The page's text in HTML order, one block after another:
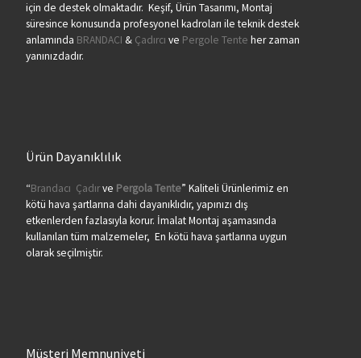
için de destek olmaktadır. Keşif, Ürün Tasarımı, Montaj
süresince konusunda profesyonel kadroları ile teknik destek
anlamında BRANDACI & Çadırcı ve Pergole Tente her zaman
yanınızdadır.
Ürün Dayanıklılık
“Brandacı Çadırve PergolaTente” Kaliteli Ürünlerimiz en
kötü hava şartlarına dahi dayanıklıdır, yapınızı dış
etkenlerden fazlasıyla korur. İmalat Montaj aşamasında
kullanılan tüm malzemeler, En kötü hava şartlarına uygun
olarak seçilmiştir.
Müşteri Memnuniyeti